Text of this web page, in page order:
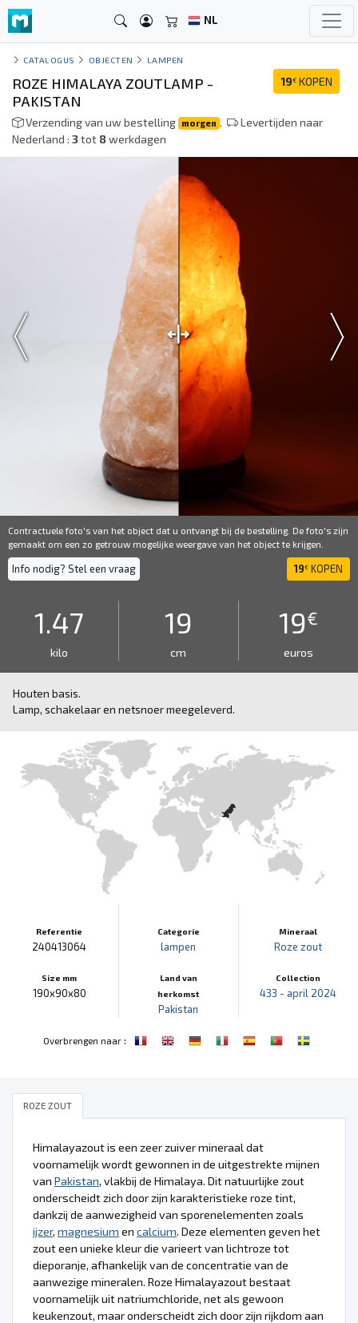
NL
CATALOGUS OBJECTEN LAMPEN
19€ KOPEN
ROZE HIMALAYA ZOUTLAMP -
PAKISTAN
Verzending van uw bestelling morgen .
Levertijden naar
Nederland : 3tot 8werkdagen
Contractuele foto's van het object dat u ontvangt bij de bestelling. De foto's zijn
gemaakt om een ​​zo getrouw mogelijke weergave van het object te krijgen.
Info nodig? Stel een vraag 19€ KOPEN
1.47
kilo
19
cm
19€
euros
Houten basis.
Lamp, schakelaar en netsnoer meegeleverd.
Referentie
240413064
Size mm
190x90x80
Categorie
lampen
Land van
herkomst
Pakistan
Mineraal
Roze zout
Collection
433 - april 2024
Overbrengen naar:
ROZE ZOUT
Himalayazout is een zeer zuiver mineraal dat
voornamelijk wordt gewonnen in de uitgestrekte mijnen
van Pakistan, vlakbij de Himalaya. Dit natuurlijke zout
onderscheidt zich door zijn karakteristieke roze tint,
dankzij de aanwezigheid van sporenelementen zoals
ijzer, magnesium en calcium. Deze elementen geven het
zout een unieke kleur die varieert van lichtroze tot
dieporanje, afhankelijk van de concentratie van de
aanwezige mineralen. Roze Himalayazout bestaat
voornamelijk uit natriumchloride, net als gewoon
keukenzout, maar onderscheidt zich door zijn rijkdom aan